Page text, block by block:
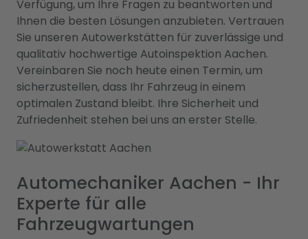
Verfügung, um Ihre Fragen zu beantworten und
Ihnen die besten Lösungen anzubieten. Vertrauen
Sie unseren Autowerkstätten für zuverlässige und
qualitativ hochwertige Autoinspektion Aachen.
Vereinbaren Sie noch heute einen Termin, um
sicherzustellen, dass Ihr Fahrzeug in einem
optimalen Zustand bleibt. Ihre Sicherheit und
Zufriedenheit stehen bei uns an erster Stelle.
Automechaniker Aachen - Ihr
Experte für alle
Fahrzeugwartungen